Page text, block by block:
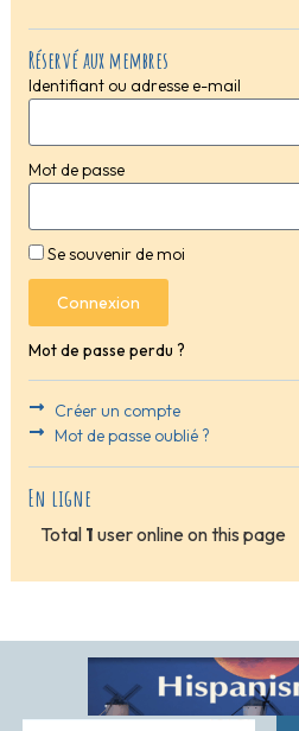
Réservé aux membres
Identifiant ou adresse e-mail
Mot de passe
Se souvenir de moi
Connexion
Mot de passe perdu ?
Créer un compte
Mot de passe oublié ?
En ligne
Total 1 user online on this page